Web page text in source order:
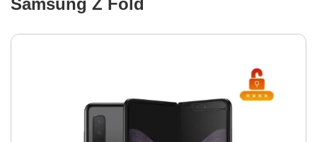
Thay màn hình
Thay loa Thay kính lưng Thay vỏ Thay chân sạc
Màn hình iPhone Màn hình Samsung
Màn hình Xiaomi Màn hình Realme
Samsung Z Fold